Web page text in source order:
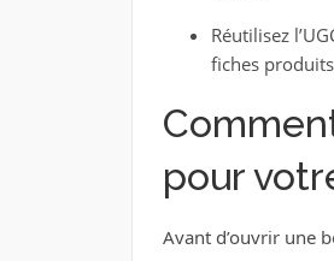
Réutilisez
fiches
pour
Avant d’ouvrir une